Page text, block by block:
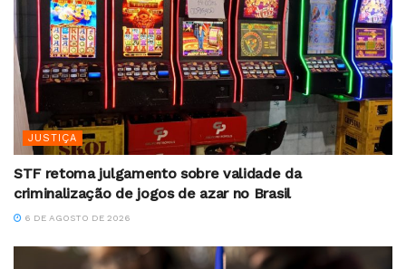
JUSTIÇA
STF retoma julgamento sobre validade da
criminalização de jogos de azar no Brasil
6 DE AGOSTO DE 2026